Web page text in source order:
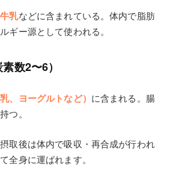
乳などに含まれている。体内で脂肪
ギー源として使われる。
数2〜6）
、ヨーグルトなど） に含まれる。腸
つ。
取後は体内で吸収・再合成が行われ
全身に運ばれます。